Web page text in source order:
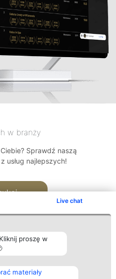
Live chat
proszę w
materiały
w branży
Sprawdź naszą
usług najlepszych!
Kontakt
Kontakt